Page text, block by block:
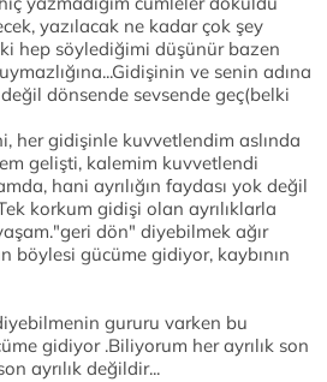
yazılacak ne kadar çok şey
hep söylediğimi düşünür bazen
ve senin adına
dönsende sevsende geç(belki
her gidişinle kuvvetlendim aslında
gelişti, kalemim kuvvetlendi
hani ayrılığın faydası yok değil
korkum gidişi olan ayrılıklarla
dön" diyebilmek ağır
böylesi gücüme gidiyor, kaybının
gururu varken bu
gidiyor .Biliyorum her ayrılık son
ayrılık değildir...